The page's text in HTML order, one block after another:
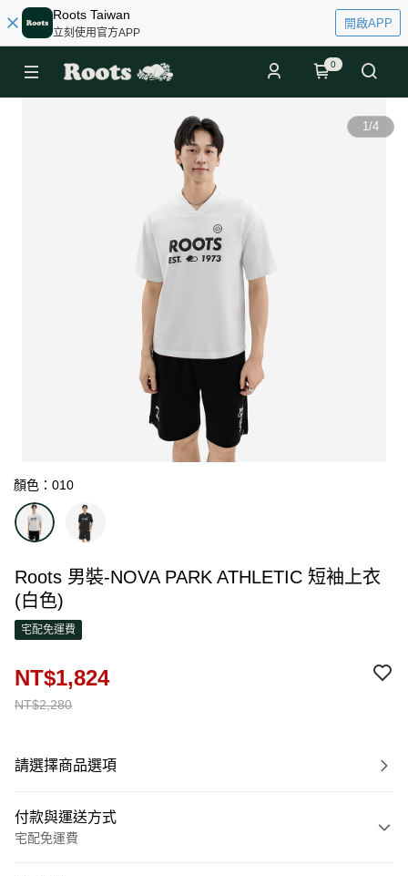
Roots Taiwan
立刻使用官方APP
開啟APP
0
1/4
顏色：010
Roots 男裝-NOVA PARK ATHLETIC 短袖上衣
(白色)
宅配免運費
NT$2,280
NT$1,824
請選擇商品選項
付款與運送方式
宅配免運費